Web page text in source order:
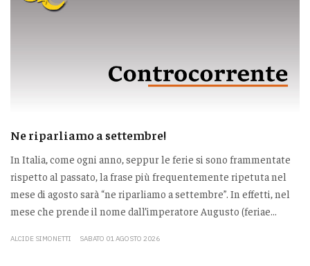
Ne riparliamo a settembre!
In Italia, come ogni anno, seppur le ferie si sono frammentate
rispetto al passato, la frase più frequentemente ripetuta nel
mese di agosto sarà “ne riparliamo a settembre”. In effetti, nel
mese che prende il nome dall’imperatore Augusto (feriae...
ALCIDE SIMONETTI SABATO 01 AGOSTO 2026